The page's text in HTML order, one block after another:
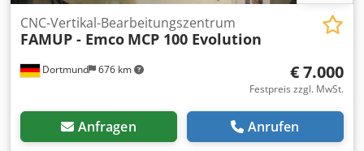
Dortmund 676 km
CNC-Vertikal-Bearbeitungszentrum
FAMUP - Emco MCP 100 Evolution
€ 7.000
Festpreis zzgl. MwSt.
Anfragen Anrufen